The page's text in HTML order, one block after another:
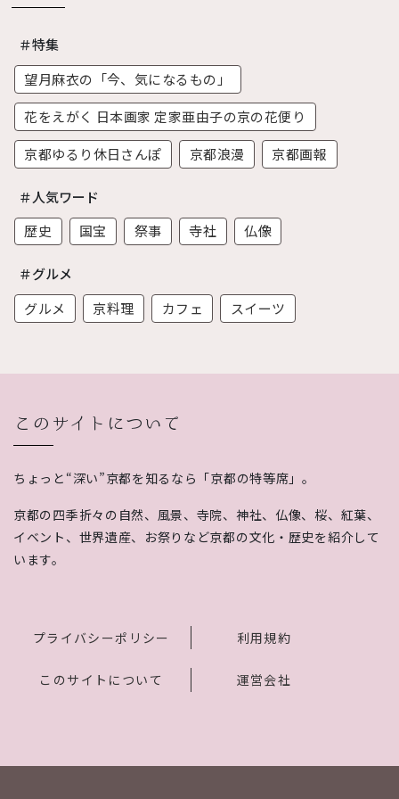
＃特集
望月麻衣の「今、気になるもの」
花をえがく 日本画家 定家亜由子の京の花便り
京都ゆるり休日さんぽ
京都浪漫 京都画報
＃人気ワード
歴史
国宝 祭事 寺社 仏像
＃グルメ
グルメ
京料理 カフェ スイーツ
このサイトについて
ちょっと“深い”京都を知るなら「京都の特等席」。
京都の四季折々の自然、風景、寺院、神社、仏像、桜、紅葉、
イベント、世界遺産、お祭りなど京都の文化・歴史を紹介して
います。
プライバシーポリシー 利用規約
このサイトについて 運営会社